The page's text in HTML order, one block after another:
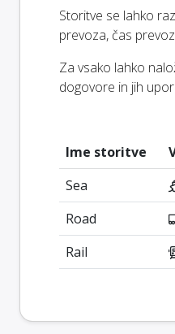
Storitve se lahko
prevoza, čas
Za vsako lahko
dogovore in jih
Ime storitve
Sea
Road
Rail